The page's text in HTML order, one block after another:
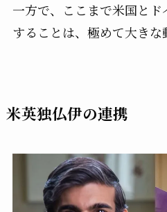
一方で、ここまで米国と
することは、極めて大きな
米英独仏伊の連携